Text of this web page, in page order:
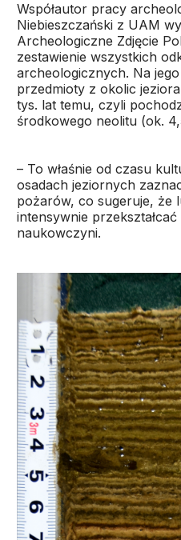
Współautor pracy
Niebieszczański z UAM
Archeologiczne Zdjęcie
zestawienie wszystkich
archeologicznych. Na
przedmioty z okolic
tys. lat temu, czyli
środkowego neolitu (ok.
– To właśnie od czasu
osadach jeziornych
pożarów, co sugeruje, że
intensywnie
naukowczyni.